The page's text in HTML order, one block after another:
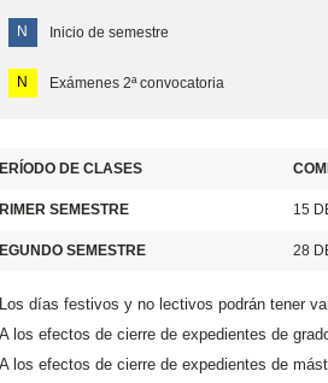
N Inicio de semestre
N Exámenes 2ª convocatoria
DE CLASES
SEMESTRE 15
SEMESTRE 28
Los días festivos y no lectivos podrán tener
A los efectos de cierre de expedientes de
A los efectos de cierre de expedientes de